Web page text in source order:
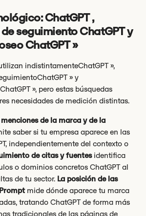
ChatGPT ,
seguimiento ChatGPT y
ChatGPT »
indistintamenteChatGPT »,
» y
», pero estas búsquedas
necesidades de medición distintas.
de la marca y de la
saber si tu empresa aparece en las
independientemente del contexto o
de citas y fuentesidentifica
o dominios concretos ChatGPT al
de tu sector. La posición de las
mide dónde aparece tu marca
tratando ChatGPT de forma más
tradicionales de las páginas de